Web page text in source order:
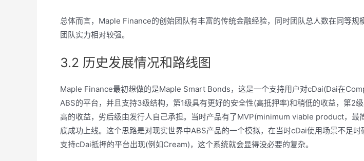
总体而言，Maple Finance的创始团队有丰富的传统金融经验，同时团队总人数在同等规
团队实力相对较强。
3.2 历史发展情况和路线图
Maple Finance最初想做的是Maple Smart Bonds，这是一个支持用户对cDai(Dai在
ABS的平台，并且支持3级结构，第1级具有更好的安全性(高抵押率)和稍低的收益，第2
高的收益，劣后级由发行人自己承担。当时产品有了MVP(minimum viable product，最
底成功上线。这个思路是对现实世界中ABS产品的一个模拟，在当时cDai使用场景不足时
支持cDai抵押的平台出现(例如Cream)，这个系统就会显得没必要的复杂。